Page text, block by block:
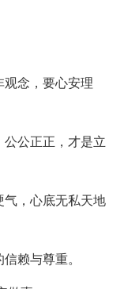
念，要心安理
公正正，才是立
，心底无私天地
赖与尊重。